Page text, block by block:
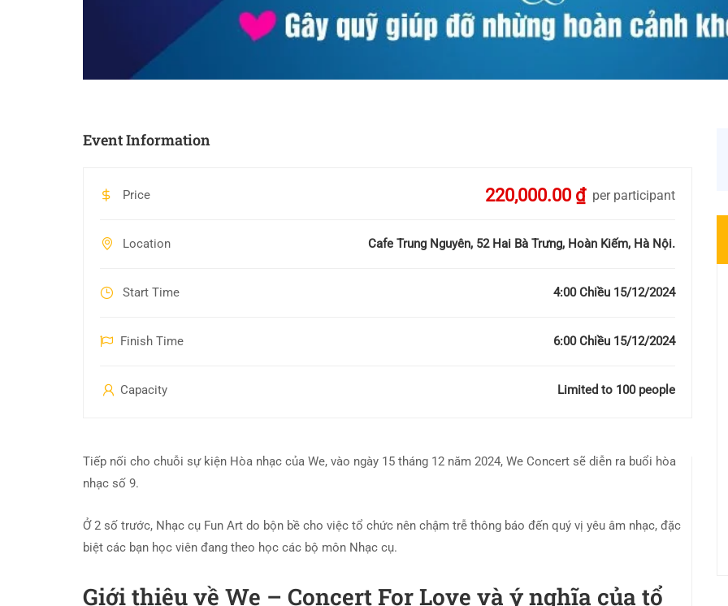
Event Information
Price 220,000.00 ₫ per participant
Location Cafe Trung Nguyên, 52 Hai Bà Trưng, Hoàn Kiếm, Hà Nội.
Start Time 4:00 Chiều 15/12/2024
Finish Time 6:00 Chiều 15/12/2024
Capacity Limited to 100 people
Tiếp nối cho chuỗi sự kiện Hòa nhạc của We, vào ngày 15 tháng 12 năm 2024, We Concert sẽ diễn ra buổi hòa
nhạc số 9.
Ở 2 số trước, Nhạc cụ Fun Art do bộn bề cho việc tổ chức nên chậm trễ thông báo đến quý vị yêu âm nhạc, đặc
biệt các bạn học viên đang theo học các bộ môn Nhạc cụ.
Giới thiệu về We – Concert For Love và ý nghĩa của tổ